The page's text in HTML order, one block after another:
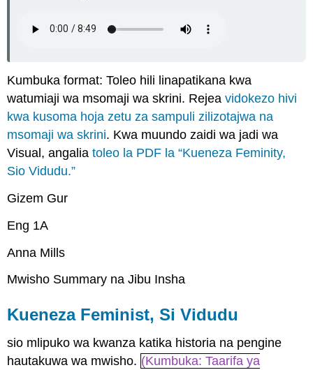
Vidudu
Kumbuka format: Toleo hili linapatikana kwa
watumiaji wa msomaji wa skrini. Rejeavidokezo hivi
kwa kusoma hoja zetu za sampuli zilizotajwa na
msomaji wa skrini. Kwa muundo zaidi wa jadi wa
Visual, angaliatoleo la PDF la “Kueneza Feminity,
Sio Vidudu.”
Gizem Gur
Eng 1A
Anna Mills
Mwisho Summary na Jibu Insha
Kueneza Feminist, Si Vidudu
sio mlipuko wa kwanza katika historia na pengine
hautakuwa wa mwisho. (Kumbuka: Taarifa ya